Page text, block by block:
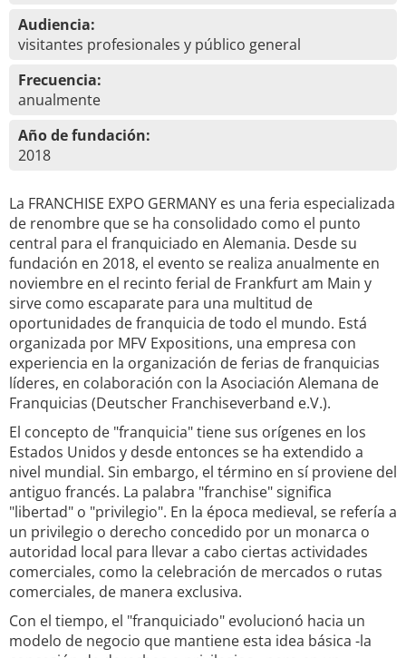
Audiencia:
visitantes profesionales y público general
Frecuencia:
anualmente
Año de fundación:
2018
La FRANCHISE EXPO GERMANY es una feria especializada
de renombre que se ha consolidado como el punto
central para el franquiciado en Alemania. Desde su
fundación en 2018, el evento se realiza anualmente en
noviembre en el recinto ferial de Frankfurt am Main y
sirve como escaparate para una multitud de
oportunidades de franquicia de todo el mundo. Está
organizada por MFV Expositions, una empresa con
experiencia en la organización de ferias de franquicias
líderes, en colaboración con la Asociación Alemana de
Franquicias (Deutscher Franchiseverband e.V.).
El concepto de "franquicia" tiene sus orígenes en los
Estados Unidos y desde entonces se ha extendido a
nivel mundial. Sin embargo, el término en sí proviene del
antiguo francés. La palabra "franchise" significa
"libertad" o "privilegio". En la época medieval, se refería a
un privilegio o derecho concedido por un monarca o
autoridad local para llevar a cabo ciertas actividades
comerciales, como la celebración de mercados o rutas
comerciales, de manera exclusiva.
Con el tiempo, el "franquiciado" evolucionó hacia un
modelo de negocio que mantiene esta idea básica -la